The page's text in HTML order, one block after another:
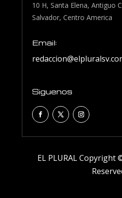
10 H, Santa Elena, Antiguo
Salvador, Centro America
Email:
Siguenos
EL PLURAL Copyright